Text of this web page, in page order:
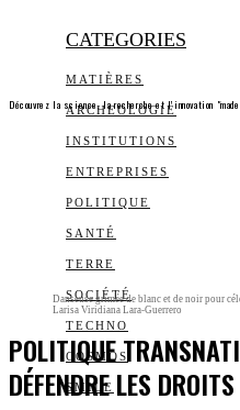
CATEGORIES
MATIÈRES
ARCHEOLOGIE
INSTITUTIONS
ENTREPRISES
POLITIQUE
SANTÉ
TERRE
SOCIÉTÉ
TECHNO
COSMOS
SMILE
Découvrez la science, la recherche et l’innovation
Danseuse grimée de blanc et de noir pour
Larisa Viridiana Lara-Guerrero
POLITIQUE
DÉFENDRE LES